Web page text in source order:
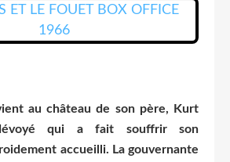
au château de son père, Kurt
qui a fait souffrir son
accueilli. La gouvernante